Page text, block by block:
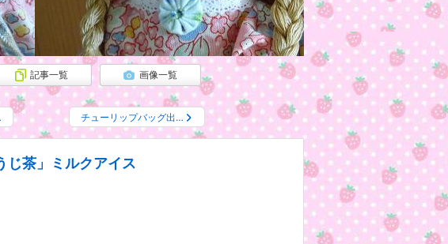
記事一覧 画像一覧
チューリップバッグ出…
じ茶」ミルクアイス